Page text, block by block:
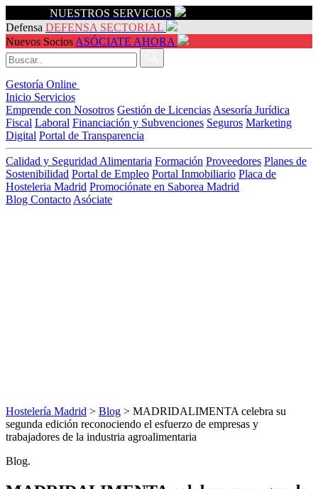
NUESTROS SERVICIOS
Defensa DEFENSA SECTORIAL
Nuevos Socios ASÓCIATE AHORA
Gestoría Online
Inicio Servicios
Emprende con Nosotros Gestión de Licencias Asesoría Jurídica
Fiscal Laboral Financiación y Subvenciones Seguros Marketing
Digital Portal de Transparencia
Calidad y Seguridad Alimentaria Formación Proveedores Planes de
Sostenibilidad Portal de Empleo Portal Inmobiliario Placa de
Hosteleria Madrid Promociónate en Saborea Madrid
Blog Contacto Asóciate
Hostelería Madrid > Blog > MADRIDALIMENTA celebra su
segunda edición reconociendo el esfuerzo de empresas y
trabajadores de la industria agroalimentaria
Blog.